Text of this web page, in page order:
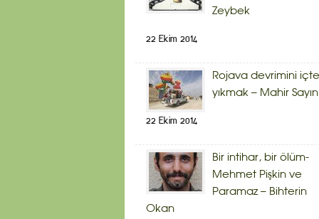
Zeybek
22 Ekim 2014
Rojava devrimini
yıkmak – Mahir Sayın
22 Ekim 2014
Bir intihar, bir ölüm-
Mehmet Pişkin ve
Paramaz – Bihterin
Okan